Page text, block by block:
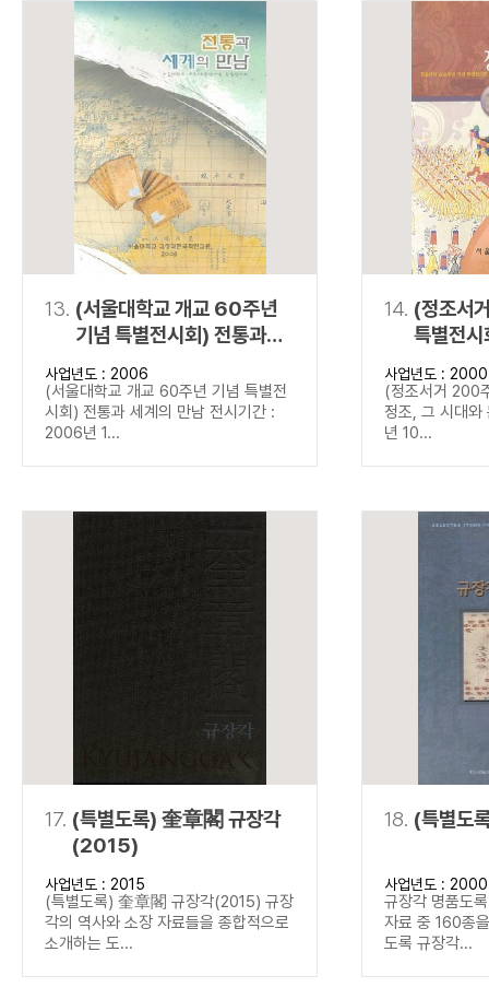
13. (서울대학교 개교 60주년
기념 특별전시회) 전통과
세계의 만남
사업년도 : 2006
(서울대학교 개교 60주년 기념 특별전
시회) 전통과 세계의 만남 전시기간 :
2006년 1...
14. (정조서
특별전
문화
사업년도 : 2000
(정조서거 200
정조, 그 시대
년 10...
17. (특별도록) 奎章閣 규장각
(2015)
사업년도 : 2015
(특별도록) 奎章閣 규장각(2015) 규장
각의 역사와 소장 자료들을 종합적으로
소개하는 도...
18. (특별도
사업년도 : 2000
규장각 명품도
자료 중 160종
도록 규장각...